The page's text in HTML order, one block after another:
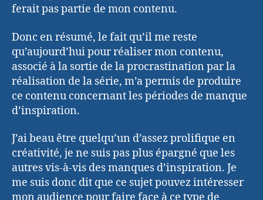
ferait pas partie de mon contenu.
Donc en résumé, le fait qu’il me reste
qu’aujourd’hui pour réaliser mon contenu,
associé à la sortie de la procrastination par la
réalisation de la série, m’a permis de produire
ce contenu concernant les périodes de manque
d’inspiration.
J’ai beau être quelqu’un d’assez prolifique en
créativité, je ne suis pas plus épargné que les
autres vis-à-vis des manques d’inspiration. Je
me suis donc dit que ce sujet pouvez intéresser